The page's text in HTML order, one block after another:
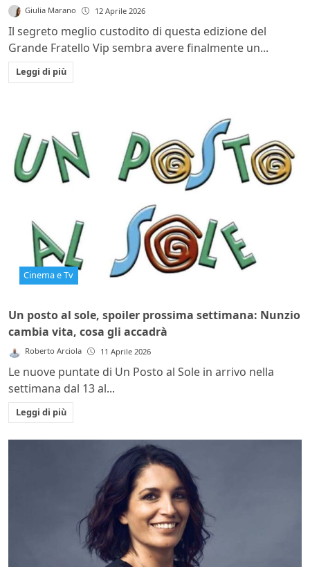
Giulia Marano 12 Aprile 2026
Il segreto meglio custodito di questa edizione del
Grande Fratello Vip sembra avere finalmente un...
Leggi di più
Cinema e Tv
Un posto al sole, spoiler prossima settimana: Nunzio
cambia vita, cosa gli accadrà
Roberto Arciola 11 Aprile 2026
Le nuove puntate di Un Posto al Sole in arrivo nella
settimana dal 13 al...
Leggi di più